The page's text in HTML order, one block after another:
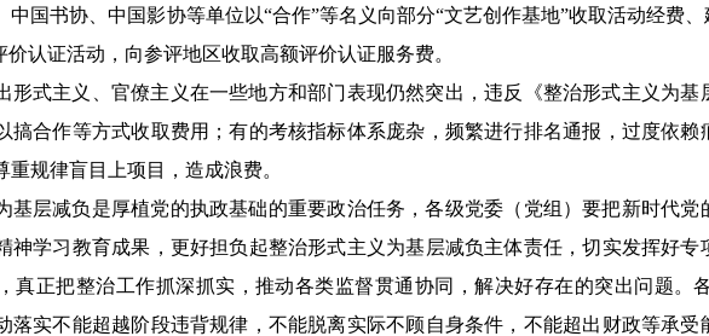
中国书协、中国影协等单位以“合作”等名义向部分“文艺创作基地”收取活动经费
价认证活动，向参评地区收取高额评价认证服务费。
式主义、官僚主义在一些地方和部门表现仍然突出，违反《整治形式主义为基
搞合作等方式收取费用；有的考核指标体系庞杂，频繁进行排名通报，过度依
重规律盲目上项目，造成浪费。
层减负是厚植党的执政基础的重要政治任务，各级党委（党组）要把新时代党
神学习教育成果，更好担负起整治形式主义为基层减负主体责任，切实发挥好
真正把整治工作抓深抓实，推动各类监督贯通协同，解决好存在的突出问题。
落实不能超越阶段违背规律，不能脱离实际不顾自身条件，不能超出财政等承